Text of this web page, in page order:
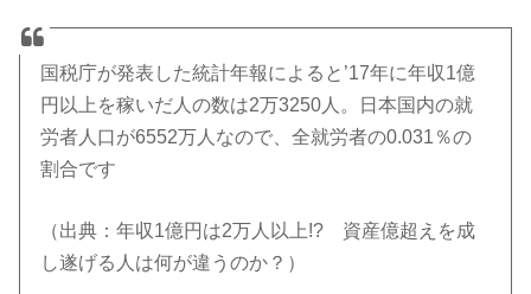
国税庁が発表した統計年報によると’17年に年収1億
円以上を稼いだ人の数は2万3250人。日本国内の就
労者人口が6552万人なので、全就労者の0.031％の
割合です
（出典：年収1億円は2万人以上!? 資産億超えを成
し遂げる人は何が違うのか？）